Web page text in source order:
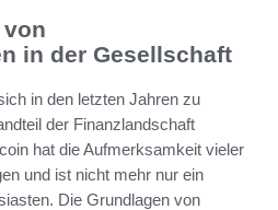
in der Gesellschaft
in den letzten Jahren zu
der Finanzlandschaft
hat die Aufmerksamkeit vieler
und ist nicht mehr nur ein
Die Grundlagen von